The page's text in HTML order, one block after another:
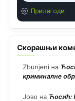
Прилагоди
Скорашњи
Zbunjeni на
криминалне
Јово на Ћосић: